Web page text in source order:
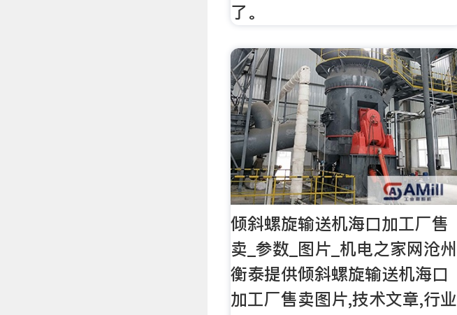
了。
倾斜螺旋输送机海口加工厂售
卖_参数_图片_机电之家网沧州
衡泰提供倾斜螺旋输送机海口
加工厂售卖图片,技术文章,行业